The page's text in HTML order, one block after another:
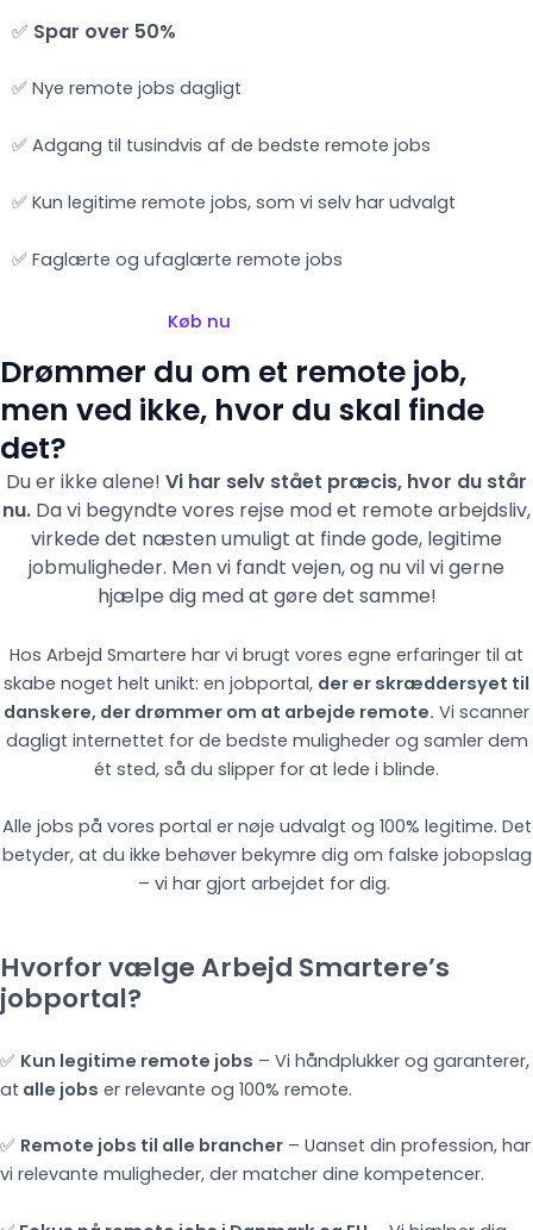
✅ Spar over 50%
✅ Nye remote jobs dagligt
✅ Adgang til tusindvis af de bedste remote jobs
✅ Kun legitime remote jobs, som vi selv har udvalgt
✅ Faglærte og ufaglærte remote jobs
Køb nu
Drømmer du om et remote job,
men ved ikke, hvor du skal finde
det?
Du er ikke alene! Vi har selv stået præcis, hvor du står
nu. Da vi begyndte vores rejse mod et remote arbejdsliv,
virkede det næsten umuligt at finde gode, legitime
jobmuligheder. Men vi fandt vejen,og nu vil vi gerne
hjælpe dig med at gøre det samme!
Hos Arbejd Smartere har vi brugt vores egne erfaringer til at
skabe noget helt unikt: en jobportal, der er skræddersyet til
danskere, der drømmer om at arbejde remote. Vi scanner
dagligt internettet for de bedste muligheder og samler dem
ét sted, så du slipper for at lede i blinde.
Alle jobs på vores portal er nøje udvalgt og 100% legitime. Det
betyder, at du ikke behøver bekymre dig om falske jobopslag
– vi har gjort arbejdet for dig.
Hvorfor vælge Arbejd Smartere’s
jobportal?
✅ Kun legitime remote jobs – Vi håndplukker og garanterer,
at alle jobs er relevante og 100% remote.
✅ Remote jobs til alle brancher – Uanset din profession, har
vi relevante muligheder, der matcher dine kompetencer.